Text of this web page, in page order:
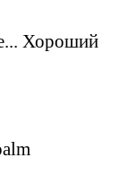
Хороший